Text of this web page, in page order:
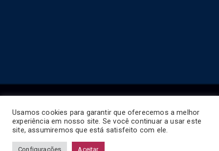
Copyright © 2026 Horário de Ônibus BR
Usamos cookies para garantir que oferecemos a melhor
experiência em nosso site. Se você continuar a usar este
site, assumiremos que está satisfeito com ele.
Configurações Aceitar